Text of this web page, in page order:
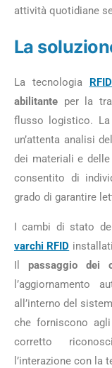
attività quotidiane
La
La tecnologia
abilitante per la
flusso logistico.
un’attenta analisi
dei materiali e
consentito di
grado di garantire
I cambi di stato
varchi RFID
Il passaggio dei
l’aggiornamento
all’interno del
che forniscono
corretto
l’interazione con la